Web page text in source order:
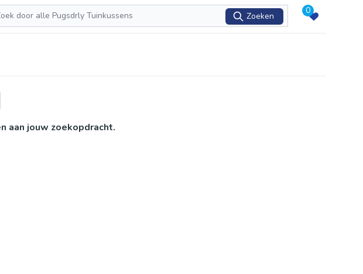
Zoeken
0
aan jouw zoekopdracht.